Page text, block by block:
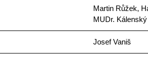
Martin Růžek,
MUDr. Kálenský
Josef Vaniš